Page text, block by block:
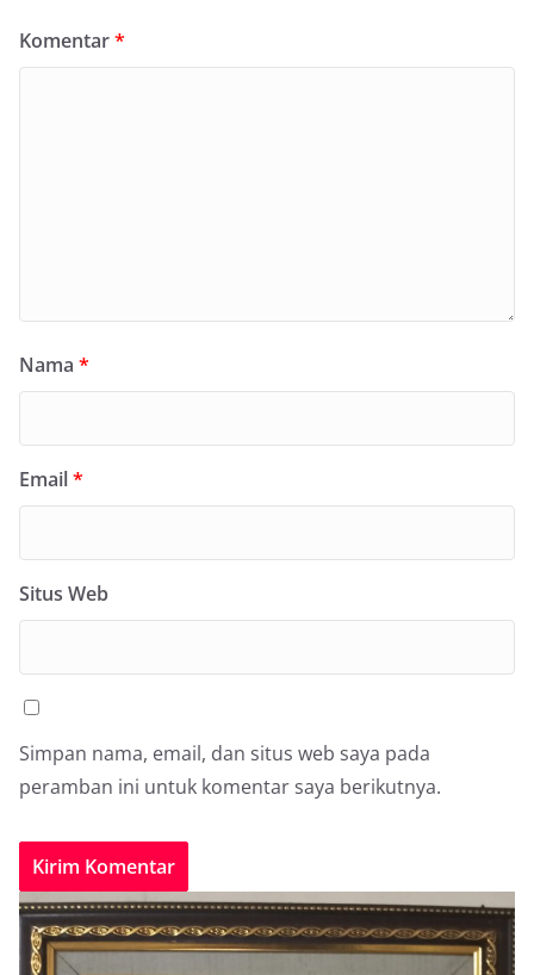
Komentar*
Nama *
Email*
Situs Web
Simpan nama, email, dan situs web saya pada
peramban ini untuk komentar saya berikutnya.